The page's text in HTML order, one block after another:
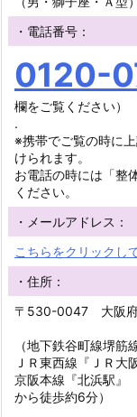
・電話番号：
0120-
欄をご覧ください）
.
※携帯でご覧の時に
けられます。
お電話の時には「整
ください。
・メールアドレス：
こちらをクリックし
・住所：
〒530-0047 大阪
（地下鉄谷町線堺筋
ＪＲ東西線『ＪＲ大
京阪本線『北浜駅』
から徒歩約6分）